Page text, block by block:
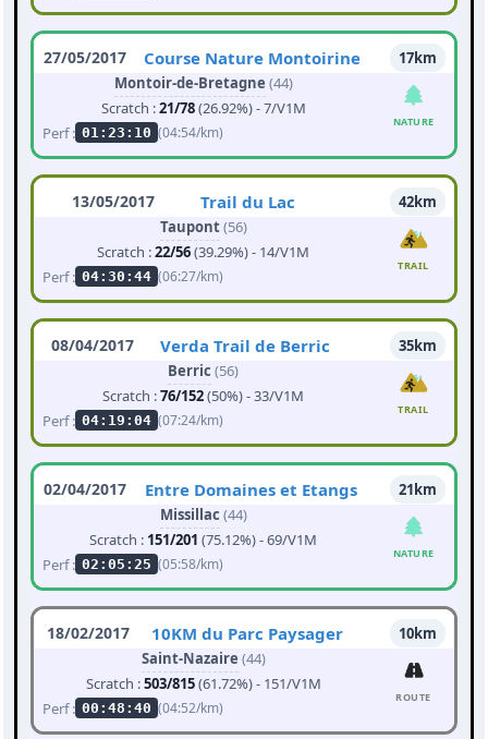
27/05/2017 Course Nature Montoirine
17km
Montoir-de-Bretagne (44)
Scratch :21/78(26.92%) - 7/V1M
Perf : 01:23:10 (04:54/km)
NATURE
13/05/2017 Trail du Lac
42km
Taupont(56)
Scratch :22/56(39.29%) - 14/V1M
Perf : 04:30:44 (06:27/km)
TRAIL
08/04/2017 Verda Trail de Berric
35km
Berric (56)
Scratch :76/152(50%) - 33/V1M
Perf : 04:19:04 (07:24/km)
TRAIL
02/04/2017 Entre Domaines et Etangs
21km
Missillac (44)
Scratch : 151/201 (75.12%) - 69/V1M
Perf : 02:05:25 (05:58/km)
NATURE
18/02/2017 10KM du Parc Paysager
10km
Saint-Nazaire (44)
Scratch :503/815(61.72%) - 151/V1M
Perf : 00:48:40 (04:52/km)
ROUTE